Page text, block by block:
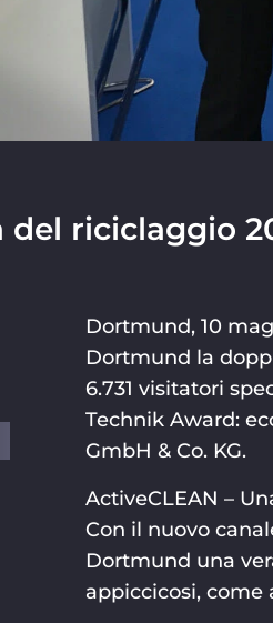
riciclaggio
Dortmund, 10
Dortmund la
6.731 visitatori
Technik Award:
GmbH & Co. KG.
ActiveCLEAN –
Con il nuovo
Dortmund una
appiccicosi, come